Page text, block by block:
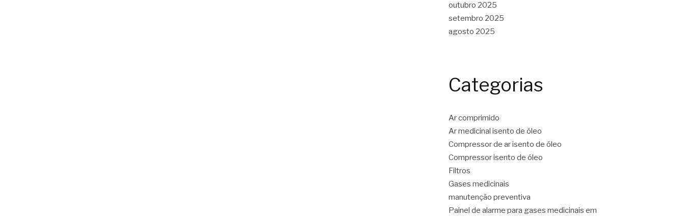
outubro 2025
setembro 2025
agosto 2025
Categorias
Ar comprimido
Ar medicinal isento de óleo
Compressor de ar isento de óleo
Compressor isento de óleo
Filtros
Gases medicinais
manutenção preventiva
Painel de alarme para gases medicinais em